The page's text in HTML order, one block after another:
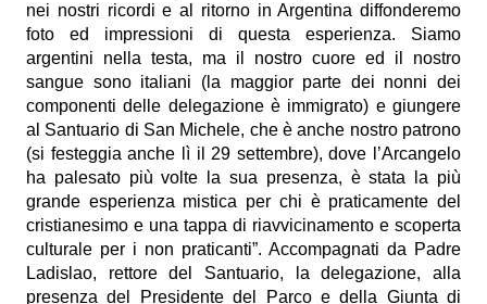
nei nostri ricordi e al ritorno in Argentina diffonderemo
foto ed impressioni di questa esperienza. Siamo
argentini nella testa, ma il nostro cuore ed il nostro
sangue sono italiani (la maggior parte dei nonni dei
componenti delle delegazione è immigrato) e giungere
al Santuario di San Michele, che è anche nostro patrono
(si festeggia anche lì il 29 settembre), dove l’Arcangelo
ha palesato più volte la sua presenza, è stata la più
grande esperienza mistica per chi è praticamente del
cristianesimo e una tappa di riavvicinamento e scoperta
culturale per i non praticanti”. Accompagnati da Padre
Ladislao, rettore del Santuario, la delegazione, alla
presenza del Presidente del Parco e della Giunta di